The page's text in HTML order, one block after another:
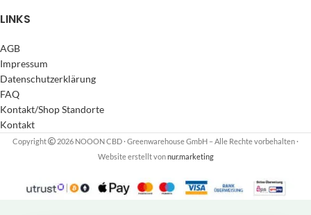
LINKS
AGB
Impressum
Datenschutzerklärung
FAQ
Kontakt/Shop Standorte
Kontakt
Copyright 2026 NOOON CBD · Greenwarehouse GmbH – Alle Rechte vorbehalten·
Website erstellt vonnur.marketing